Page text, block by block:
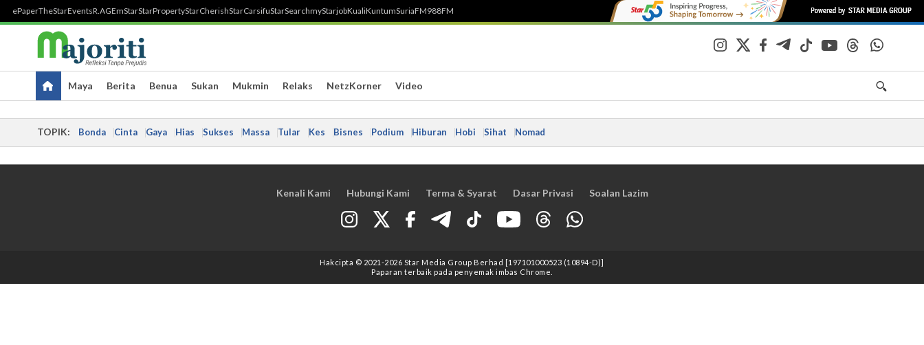
ePaperTheStarEventsR.AGEmStarStarPropertyStarCherishStarCarsifuStarSearchmyStarjobKualiKuntumSuriaFM988FM
Maya Berita Benua Sukan Mukmin Relaks NetzKorner Video
TOPIK: Bonda Cinta Gaya Hias Sukses Massa Tular Kes Bisnes Podium Hiburan Hobi Sihat Nomad
Kenali Kami Hubungi Kami Terma & Syarat Dasar Privasi Soalan Lazim
Hakcipta © 2021 -2026 Star Media Group Berhad [197101000523 (10894-D)]
Paparan terbaik pada penyemak imbas Chrome.